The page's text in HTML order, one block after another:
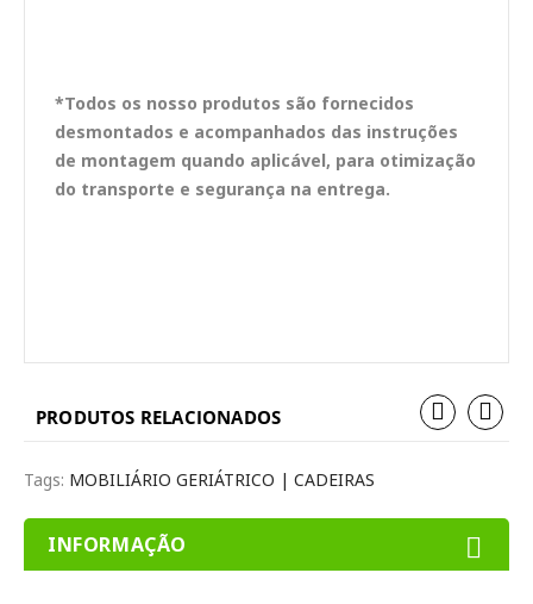
*Todos os nosso produtos são fornecidos
desmontados e acompanhados das instruções
de montagem quando aplicável, para otimização
do transporte e segurança na entrega.
PRODUTOS RELACIONADOS
Tags: MOBILIÁRIO GERIÁTRICO | CADEIRAS
INFORMAÇÃO